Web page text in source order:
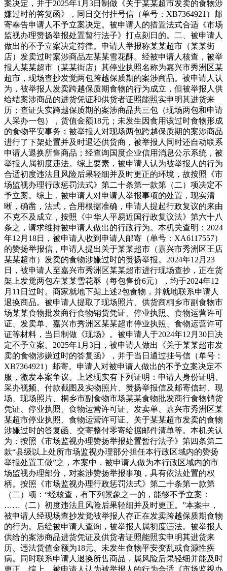
案决定，并于2025年1月3日制做《关于某某超市发卖的食物涉
嫌过时的答复函》，同日交付挂号信（单号：XB7364921）邮
寄奉告申请人不予立案决定。被申请人的措置法式合适《市场
监视办理赞扬举报处置暂行法子》打点刻日的。二、被申请人
做出的不予立案决定符律。申请人举报称某某超市（某某街
店）发卖过时案涉商品左某某雪花酥。经被申请人核查，被举
报人某某超市（某某街店）其停业执照名称为嘉兴市秀洲区某
超市，现场查抄发觉两包跨越保质期的案涉商品。被申请人认
为，被举报人发卖跨越保质期食物的行为成立，但被举报人供
给结案涉商品的进货凭证和供货者证照能照实申明其进货来
历；查证失实跨越保质期的案涉商品共三包（现场两包和申请
人采办一包），货值金额18元；未发生因食用该过时食物形成
的食物平安事务；被举报人对现场两包跨越保质期的案涉商品
进行了下架处置并及时退还供货商，被举报人同时还自动联系
申请人退换所售商品；经查询国度企业信用消息公示系统，被
举报人属初度违法。综上要素，被申请人认为被举报人的行为
合适初度违法且风险后果轻细并及时更正的环境，故按照《市
场监视办理行政惩罚法式》第二十条第一款第（二）项决定不
予立案。综上，被申请人对申请人举报事项的处置，现实清
晰，确凿，法式，合用根据准确，申请人提起行政复议的来由
不克不及成立，按照《中华人平易近国行政复议法》第六十八
条之，请求维持被申请人做出的行政行为。本机关查明：2024
年12月18日，被申请人收到申请人邮寄（单号：XA6117557）
的赞扬举报信，申请人提出关于某某超市（嘉兴市秀洲区王店
某某超市）发卖的食物涉嫌过时的赞扬举报。2024年12月23
日，被申请人至嘉兴市秀洲区某某超市进行现场查抄，正在货
架上发觉两包左某某雪花酥（每包售价6元），均于2024年12
月11日过时。商家就地下架上述2包食物，并就地联系申请人
退换商品。被申请人提取了现场照片、供货商桐乡市副食物市
场某某食物批发商行食物销货凭证、停业执照、食物运营许可
证、发卖单、嘉兴市秀洲区某某超市停业执照、食物运营许可
证等材料，当日制做《现场》。被申请人于2024年12月30日决
定不予立案。2025年1月3日，被申请人做出《关于某某超市发
卖的食物涉嫌过时的答复函》，并于当日通过挂号信（单号：
XB7364921）邮寄。申请人对被申请人做出的不予立案决定不
服，激发本案争议。上述现实有下列证明：申请人身份证明、
采办视频、付款截图及实物照片、赞扬举报信及邮寄信封、现
场、现场照片、桐乡市副食物市场某某食物批发商行食物销货
凭证、停业执照、食物运营许可证、发卖单、嘉兴市秀洲区某
某超市停业执照、食物运营许可证、关于某某超市发卖的食物
涉嫌过时的答复函、交寄整付零寄给据邮件清单等。本机关认
为：按照《市场监视办理赞扬举报处置暂行法子》第四条第二
款“县级以上处所市场监视办理部分担任本行政区域内的赞扬
举报处置工做”之，本案中，被申请人做为本行政区域内的市
场监视办理部分，对案涉赞扬举报事项，具有依法处置的权
柄。按照《市场监视办理行政惩罚法式》第二十条第一款第
（二）项：“经核查，有下列景象之一的，能够不予立案：
……（二）初度违法且风险后果轻细并及时更正。”本案中，
被申请人经现场查抄发觉被举报人存正在发卖跨越保质期食物
的行为。后经被申请人查询，被举报人属初度违法。被举报人
供给的案涉商品进货凭证及供货者证照能照实申明其进货来
历、违法货值金额为18元、未发生食物平安变乱或食源性疾
病。同时联系申请人退换所售商品，属风险后果轻细并能及时
更正。综上，被申请人认为被举报人的行为合适《市场监视办